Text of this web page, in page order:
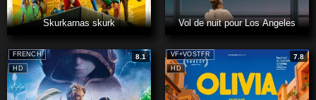
Skurkarnas skurk Vol de nuit pour Los Angeles
HD
FRENCH 8.1
HD
VF+VOSTFR 7.8